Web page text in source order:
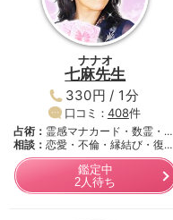
ナナオ
七麻先生
330円 / 1分
口コミ： 408件
占術： 霊感マナカード・数霊・九
星…
相談： 恋愛・不倫・縁結び・復活
愛…
鑑定中
2人待ち